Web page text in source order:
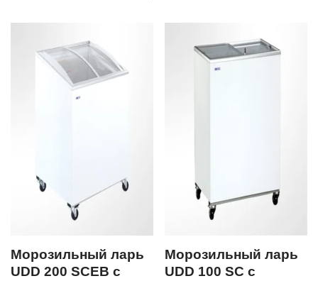
Морозильный ларь
UDD 200 SCEB с
Морозильный ларь
UDD 100 SC с